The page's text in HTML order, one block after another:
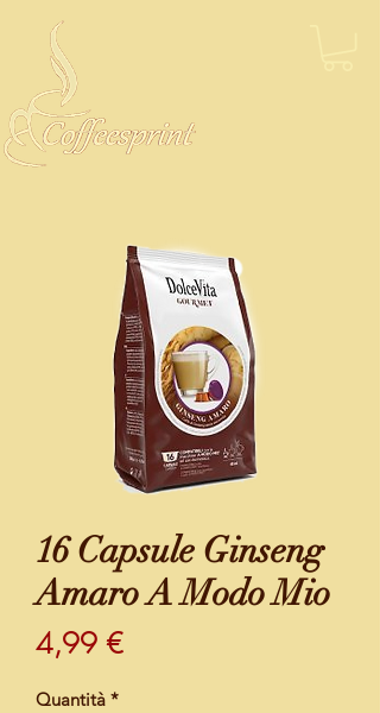
16 Capsule Ginseng
Amaro A Modo Mio
4,99 €Prezzo
Quantità *